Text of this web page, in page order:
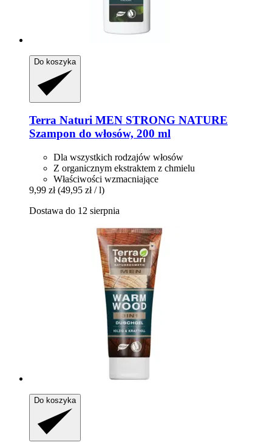
Do koszyka
Terra Naturi MEN STRONG NATURE
Szampon do włosów, 200 ml
Dla wszystkich rodzajów włosów
Z organicznym ekstraktem z chmielu
Właściwości wzmacniające
9,99 zł (49,95 zł / l)
Dostawa do 12 sierpnia
Do koszyka